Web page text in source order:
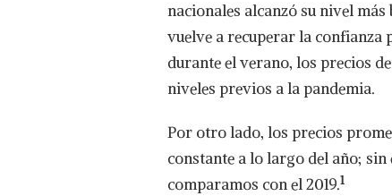
nacionales alcanzó su nivel
vuelve a recuperar la confianza
durante el verano, los precios
niveles previos a la pandemia.
Por otro lado, los precios
constante a lo largo del año;
comparamos con el 2019.1